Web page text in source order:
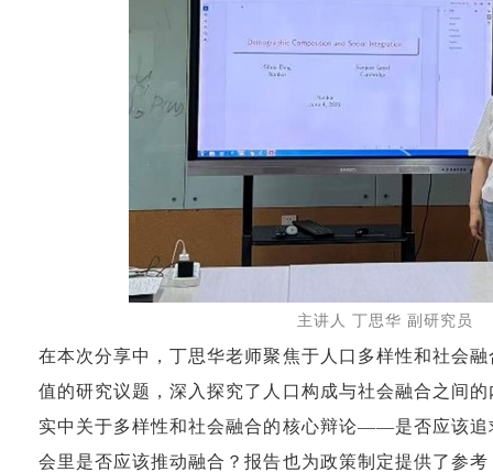
主讲人 丁思华 副研究员
在本次分享中，丁思华老师聚焦于人口多样性和社会
值的研究议题，深入探究了人口构成与社会融合之间
实中关于多样性和社会融合的核心辩论——是否应该
会里是否应该推动融合？报告也为政策制定提供了参